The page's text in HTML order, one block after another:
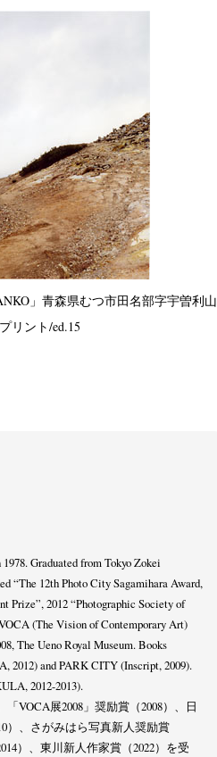
」青森県むつ市田名部字宇曽利山
リント/ed.15
Graduated from Tokyo Zokei
“The 12th Photo City Sagamihara Award,
Prize”, 2012 “Photographic Society of
(The Vision of Contemporary Art)
The Ueno Royal Museum. Books
2012) and PARK CITY (Inscript, 2009).
2012-2013).
「VOCA展2008」奨励賞（2008）、日
）、さがみはら写真新人奨励賞
）、東川新人作家賞（2022）を受